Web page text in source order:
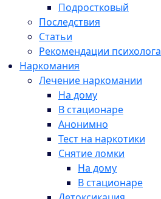
Подростковый
Последствия
Статьи
Рекомендации психолога
Наркомания
Лечение наркомании
На дому
В стационаре
Анонимно
Тест на наркотики
Снятие ломки
На дому
В стационаре